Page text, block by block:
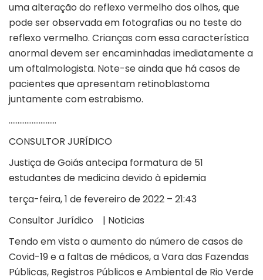
uma alteração do reflexo vermelho dos olhos, que
pode ser observada em fotografias ou no teste do
reflexo vermelho. Crianças com essa característica
anormal devem ser encaminhadas imediatamente a
um oftalmologista. Note-se ainda que há casos de
pacientes que apresentam retinoblastoma
juntamente com estrabismo.
………………………
CONSULTOR JURÍDICO
Justiça de Goiás antecipa formatura de 51
estudantes de medicina devido à epidemia
terça-feira, 1 de fevereiro de 2022 – 21:43
Consultor Jurídico
| Noticias
Tendo em vista o aumento do número de casos de
Covid-19 e a faltas de médicos, a Vara das Fazendas
Públicas, Registros Públicos e Ambiental de Rio Verde